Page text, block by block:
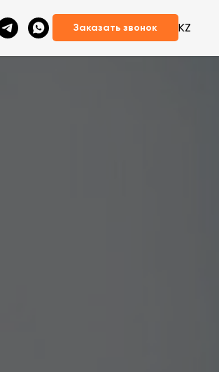
Заказать звонок KZ